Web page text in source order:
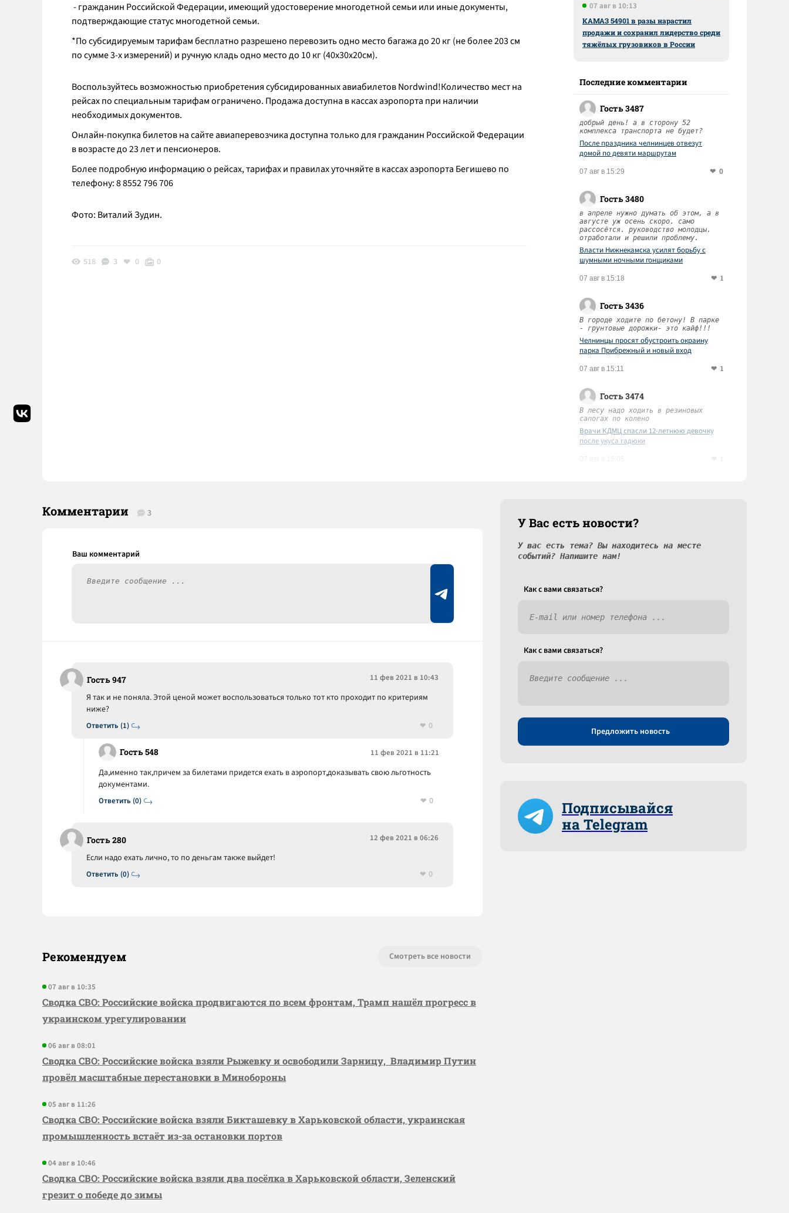
- гражданин Российской Федерации, имеющий удостоверение многодетной семьи или иные документы,
подтверждающие статус многодетной семьи.
*По субсидируемым тарифам бесплатно разрешено перевозить одно место багажа до 20 кг (не более 203 см
по сумме 3-х измерений) и ручную кладь одно место до 10 кг (40x30x20см).
Воспользуйтесь возможностью приобретения субсидированных авиабилетов Nordwind!Количество мест на
рейсах по специальным тарифам ограничено. Продажа доступна в кассах аэропорта при наличии
необходимых документов.
Онлайн-покупка билетов на сайте авиаперевозчика доступна только для гражданин Российской Федерации
в возрасте до 23 лет и пенсионеров.
Более подробную информацию о рейсах, тарифах и правилах уточняйте в кассах аэропорта Бегишево по
телефону: 8 8552 796 706
Фото: Виталий Зудин.
518 3 0 0
07 авг в 10:13
КАМАЗ 54901 в разы нарастил
продажи и сохранил лидерство среди
тяжёлых грузовиков в России
Последние комментарии
Гость 3487
добрый день! а в сторону 52
комплекса транспорта не будет?
После праздника челнинцев отвезут
домой по девяти маршрутам
07 авг в 15:29 0
Гость 3480
в апреле нужно думать об этом, а в
августе уж осень скоро. само
рассосётся. руководство молодцы.
отработали и решили проблему.
Власти Нижнекамска усилят борьбу с
шумными ночными гонщиками
07 авг в 15:18 1
Гость 3436
В городе ходите по бетону! В парке
- грунтовые дорожки- это кайф!!!
Челнинцы просят обустроить окраину
парка Прибрежный и новый вход
07 авг в 15:11 1
Гость 3474
В лесу надо ходить в резиновых
сапогах по колено
Врачи КДМЦ спасли 12-летнюю девочку
после укуса гадюки
Комментарии 3
Гость 947 11 фев 2021 в 10:43
Ответить (1)
Я так и не поняла. Этой ценой может воспользоваться только тот кто проходит по критериям
ниже?
0
Гость 548 11 фев 2021 в 11:21
Ответить (0)
Да,именно так,причем за билетами придется ехать в аэропорт,доказывать свою льготность
документами.
0
Гость 280 12 фев 2021 в 06:26
Ответить (0)
Если надо ехать лично, то по деньгам также выйдет!
0
Рекомендуем Смотреть все новости
07 авг в 10:35
Сводка СВО: Российские войска продвигаются по всем фронтам, Трамп нашёл прогресс в
украинском урегулировании
06 авг в 08:01
Сводка СВО: Российские войска взяли Рыжевку и освободили Зарницу, Владимир Путин
провёл масштабные перестановки в Минобороны
05 авг в 11:26
Сводка СВО: Российские войска взяли Бикташевку в Харьковской области, украинская
промышленность встаёт из-за остановки портов
04 авг в 10:46
Сводка СВО: Российские войска взяли два посёлка в Харьковской области, Зеленский
грезит о победе до зимы
У Вас есть новости?
У вас есть тема? Вы находитесь на месте
событий? Напишите нам!
Как c вами связаться?
Как c вами связаться?
Предложить новость
Подписывайся
на Telegram